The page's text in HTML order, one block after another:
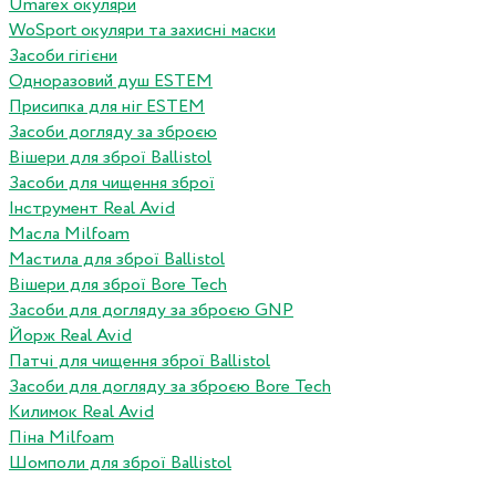
Umarex окуляри
WoSport окуляри та захисні маски
Засоби гігієни
Одноразовий душ ESTEM
Присипка для ніг ESTEM
Засоби догляду за зброєю
Вішери для зброї Ballistol
Засоби для чищення зброї
Інструмент Real Avid
Масла Milfoam
Мастила для зброї Ballistol
Вішери для зброї Bore Tech
Засоби для догляду за зброєю GNP
Йорж Real Avid
Патчі для чищення зброї Ballistol
Засоби для догляду за зброєю Bore Tech
Килимок Real Avid
Піна Milfoam
Шомполи для зброї Ballistol